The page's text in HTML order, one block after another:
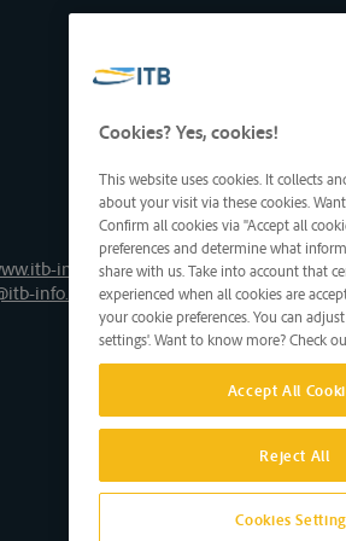
info.be
info.be
Cookies? Yes, cookies!
This website uses cookies. It collects
about your visit via these cookies.
Confirm all cookies via "Accept all
preferences and determine what
share with us. Take into account that
experienced when all cookies are
your cookie preferences. You can
settings'. Want to know more? Check
Accept All
Reject All
Cookies